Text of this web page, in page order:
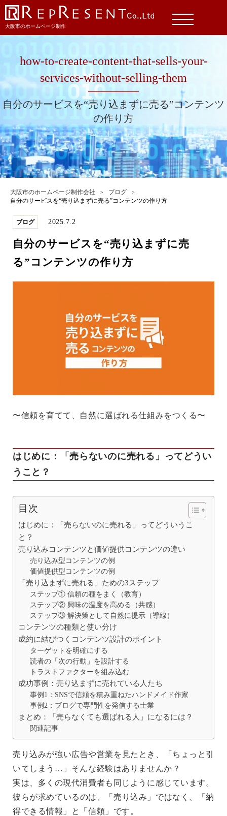
大阪市のホームページ制作
how-to-create-content-that-sells-your-
services-without-selling-them
自分のサービスを“売り込まずに売る”コンテンツ
の作り方
大阪市のホームページ制作会社
ブログ
自分のサービスを“売り込まずに売る”コンテンツの作り方
ブログ 2025.7.2
自分のサービスを“売り込まずに売
る”コンテンツの作り方
〜信頼を育てて、自然に選ばれる仕組みをつくる〜
はじめに：「売らないのに売れる」ってどうい
うこと？
目次
はじめに：「売らないのに売れる」ってどういうこ
と？
売り込みコンテンツと価値提供コンテンツの違い
売り込み型コンテンツの例
価値提供型コンテンツの例
「売り込まずに売れる」ための3ステップ
ステップ① 信頼の種をまく（教育）
ステップ② 興味の温度を高める（共感）
ステップ③ 解決策として自然に提示（導線）
コンテンツの種類と使い分け
成約に結びつくコンテンツ設計のポイント
ターゲットを明確にする
読者の「次の行動」を設計する
トラストファクターを組み込む
成功事例：売り込まずに売れている人たち
事例1：SNSで信頼を積み重ねたハンドメイド作家
事例2：ブログで専門性を発信する士業
まとめ：「売らなくても選ばれる人」になるには？
関連記事
売り込みが強い広告や営業を見たとき、「ちょっと引
いてしまう…」そんな経験はありませんか？
実は、多くの現代消費者も同じように感じています。
彼らが求めているのは、「売り込み」ではなく、「納
得できる情報」と「信頼」です。